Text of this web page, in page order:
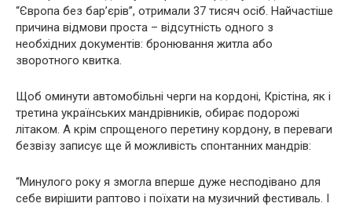
“Європа без бар’єрів”, отримали 37 тисяч осіб. Найчастіше
причина відмови проста – відсутність одного з
необхідних документів: бронювання житла або
зворотного квитка.
Щоб оминути автомобільні черги на кордоні, Крістіна, як і
третина українських мандрівників, обирає подорожі
літаком. А крім спрощеного перетину кордону, в переваги
безвізу записує ще й можливість спонтанних мандрів:
“Минулого року я змогла вперше дуже несподівано для
себе вирішити раптово і поїхати на музичний фестиваль. І